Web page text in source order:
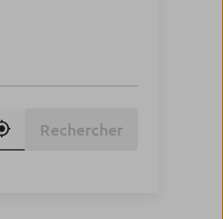
Utiliser ma position
Rechercher